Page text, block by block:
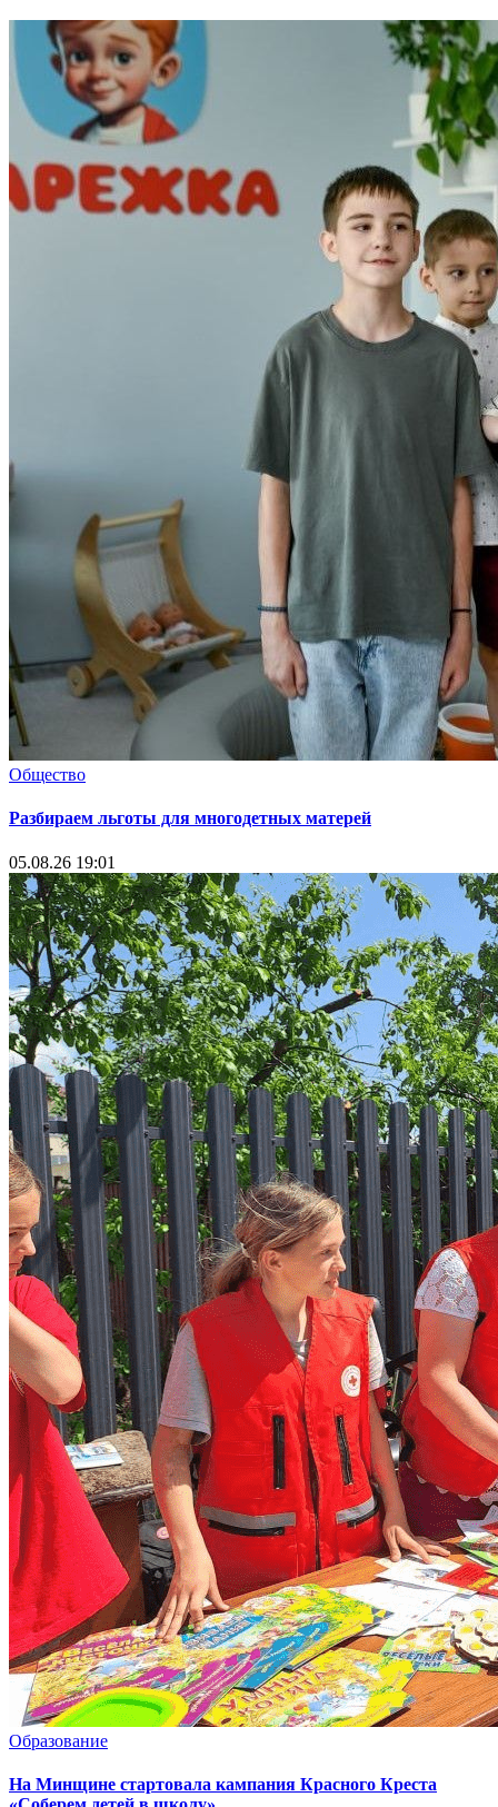
Общество
Разбираем льготы для многодетных матерей
05.08.26 19:01
Образование
На Минщине стартовала кампания Красного Креста